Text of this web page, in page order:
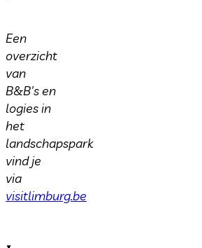
Een
overzicht
van
B&B's en
logies in
het
landschapspark
vind je
via
visitlimburg.be